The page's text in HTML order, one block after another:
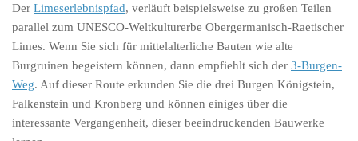
Der Limeserlebnispfad, verläuft beispielsweise zu großen Teilen
parallel zum UNESCO-Weltkulturerbe Obergermanisch-Raetischer
Limes. Wenn Sie sich für mittelalterliche Bauten wie alte
Burgruinen begeistern können, dann empfiehlt sich der 3-Burgen-
Weg. Auf dieser Route erkunden Sie die drei Burgen Königstein,
Falkenstein und Kronberg und können einiges über die
interessante Vergangenheit, dieser beeindruckenden Bauwerke